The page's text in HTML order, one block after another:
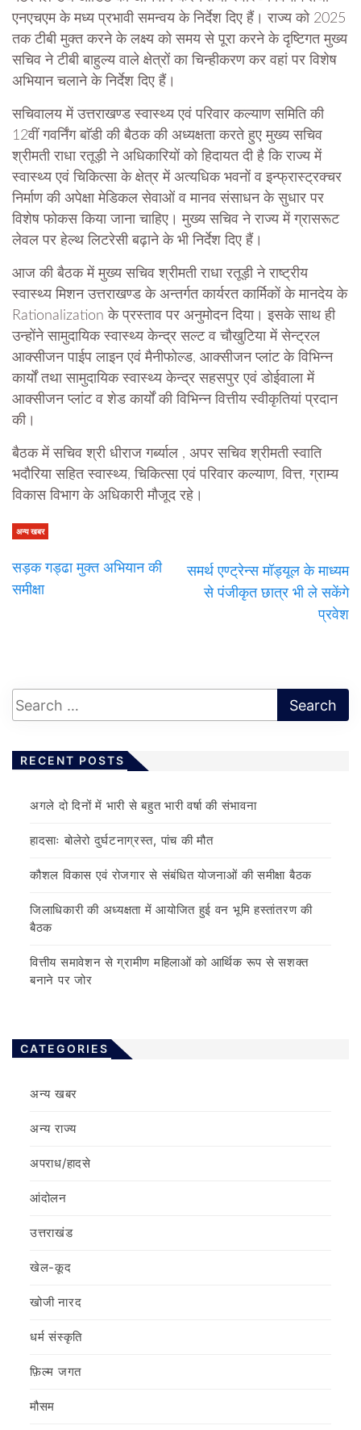
एनएचएम के मध्य प्रभावी समन्वय के निर्देश दिए हैं। राज्य को 2025
तक टीबी मुक्त करने के लक्ष्य को समय से पूरा करने के दृष्टिगत मुख्य
सचिव ने टीबी बाहुल्य वाले क्षेत्रों का चिन्हीकरण कर वहां पर विशेष
अभियान चलाने के निर्देश दिए हैं।
सचिवालय में उत्तराखण्ड स्वास्थ्य एवं परिवार कल्याण समिति की
12वीं गवर्निंग बाॅडी की बैठक की अध्यक्षता करते हुए मुख्य सचिव
श्रीमती राधा रतूड़ी ने अधिकारियों को हिदायत दी है कि राज्य में
स्वास्थ्य एवं चिकित्सा के क्षेत्र में अत्यधिक भवनों व इन्फ्रास्ट्रक्चर
निर्माण की अपेक्षा मेडिकल सेवाओं व मानव संसाधन के सुधार पर
विशेष फोकस किया जाना चाहिए। मुख्य सचिव ने राज्य में ग्रासरूट
लेवल पर हेल्थ लिटरेसी बढ़ाने के भी निर्देश दिए हैं।
आज की बैठक में मुख्य सचिव श्रीमती राधा रतूड़ी ने राष्ट्रीय
स्वास्थ्य मिशन उत्तराखण्ड के अन्तर्गत कार्यरत कार्मिकों के मानदेय के
Rationalization के प्रस्ताव पर अनुमोदन दिया। इसके साथ ही
उन्होंने सामुदायिक स्वास्थ्य केन्द्र सल्ट व चौखुटिया में सेन्ट्रल
आक्सीजन पाईप लाइन एवं मैनीफोल्ड, आक्सीजन प्लांट के विभिन्न
कार्यों तथा सामुदायिक स्वास्थ्य केन्द्र सहसपुर एवं डोईवाला में
आक्सीजन प्लांट व शेड कार्यों की विभिन्न वित्तीय स्वीकृतियां प्रदान
की।
बैठक में सचिव श्री धीराज गर्ब्याल , अपर सचिव श्रीमती स्वाति
भदौरिया सहित स्वास्थ्य, चिकित्सा एवं परिवार कल्याण, वित्त, ग्राम्य
विकास विभाग के अधिकारी मौजूद रहे।
अन्य खबर
सड़क गड्ढा मुक्त अभियान की
समीक्षा
समर्थ एण्ट्रेन्स मॉड्यूल के माध्यम
से पंजीकृत छात्र भी ले सकेंगे
प्रवेश
RECENT POSTS
अगले दो दिनों में भारी से बहुत भारी वर्षा की संभावना
हादसाः बोलेरो दुर्घटनाग्रस्त, पांच की मौत
कौशल विकास एवं रोजगार से संबंधित योजनाओं की समीक्षा बैठक
जिलाधिकारी की अध्यक्षता में आयोजित हुई वन भूमि हस्तांतरण की
बैठक
वित्तीय समावेशन से ग्रामीण महिलाओं को आर्थिक रूप से सशक्त
बनाने पर जोर
CATEGORIES
अन्य खबर
अन्य राज्य
अपराध/हादसे
आंदोलन
उत्तराखंड
खेल-कूद
खोजी नारद
धर्म संस्कृति
फ़िल्‍म जगत
मौसम